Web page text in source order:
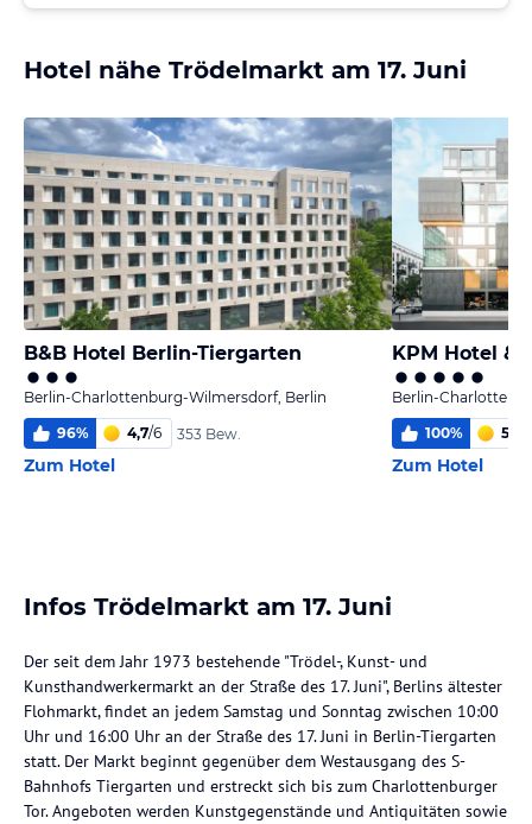
Hotel nähe Trödelmarkt am 17. Juni
B&B Hotel Berlin-Tiergarten
Berlin-Charlottenburg-Wilmersdorf, Berlin
96% 4,7/6 353 Bew.
Zum Hotel
KPM Hotel &
Berlin-
100% 5,7
Zum Hotel
Infos Trödelmarkt am 17. Juni
Der seit dem Jahr 1973 bestehende "Trödel-, Kunst- und
Kunsthandwerkermarkt an der Straße des 17. Juni", Berlins ältester
Flohmarkt, findet an jedem Samstag und Sonntag zwischen 10:00
Uhr und 16:00 Uhr an der Straße des 17. Juni in Berlin-Tiergarten
statt. Der Markt beginnt gegenüber dem Westausgang des S-
Bahnhofs Tiergarten und erstreckt sich bis zum Charlottenburger
Tor. Angeboten werden Kunstgegenstände und Antiquitäten sowie